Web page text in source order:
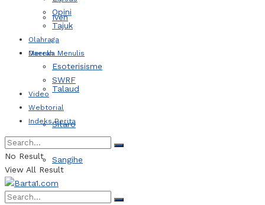
Iven
Daerah
Talaud
Sitaro
Sangihe
Opini
Tajuk
Olahraga
Mereka Menulis
Esoterisisme
SWRF
Video
Webtorial
Indeks Berita
No Result
View All Result